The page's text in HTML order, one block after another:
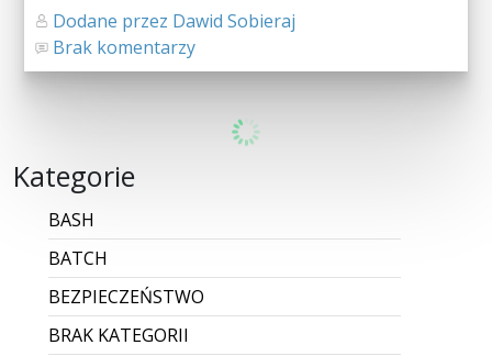
Dodane przez Dawid Sobieraj
Brak komentarzy
CZYTAJ WIĘCEJ
Jak uzyskać dostęp do KSeF 2.0
i pobrać faktury? Instrukcja